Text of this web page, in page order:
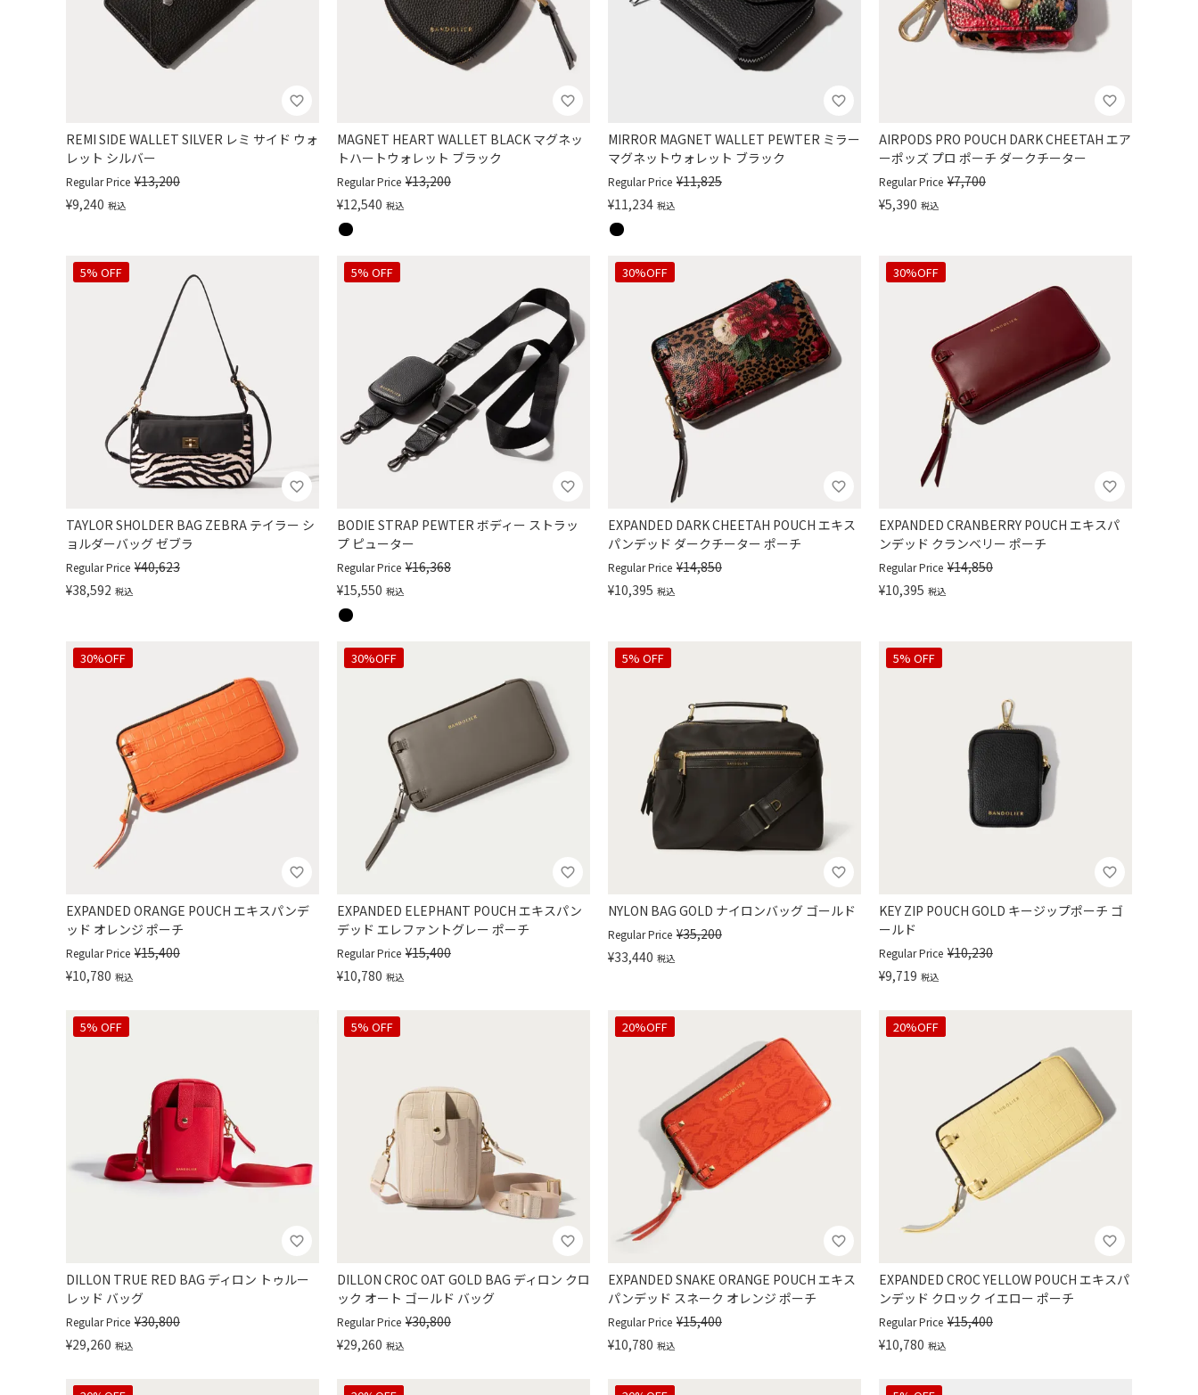
REMI SIDE WALLET SILVER レミ サイド ウォ
レット シルバー
Regular Price ¥13,200
¥9,240 税込
MAGNET HEART WALLET BLACK マグネッ
トハートウォレット ブラック
Regular Price ¥13,200
¥12,540 税込
MIRROR MAGNET WALLET PEWTER ミラー
マグネットウォレット ブラック
Regular Price ¥11,825
¥11,234 税込
AIRPODS PRO POUCH DARK CHEETAH エア
ーポッズ プロ ポーチ ダークチーター
Regular Price ¥7,700
¥5,390 税込
TAYLOR SHOLDER BAG ZEBRA テイラー シ
ョルダーバッグ ゼブラ
5% OFF
Regular Price ¥40,623
¥38,592 税込
BODIE STRAP PEWTER ボディー ストラッ
プ ピューター
5% OFF
Regular Price ¥16,368
¥15,550 税込
EXPANDED DARK CHEETAH POUCH エキス
パンデッド ダークチーター ポーチ
30%OFF
Regular Price ¥14,850
¥10,395 税込
EXPANDED CRANBERRY POUCH エキスパ
ンデッド クランベリー ポーチ
30%OFF
Regular Price ¥14,850
¥10,395 税込
EXPANDED ORANGE POUCH エキスパンデ
ッド オレンジ ポーチ
30%OFF
Regular Price ¥15,400
¥10,780 税込
EXPANDED ELEPHANT POUCH エキスパン
デッド エレファントグレー ポーチ
30%OFF
Regular Price ¥15,400
¥10,780 税込
NYLON BAG GOLD ナイロンバッグ ゴールド
5% OFF
Regular Price ¥35,200
¥33,440 税込
KEY ZIP POUCH GOLD キージップポーチ ゴ
ールド
5% OFF
Regular Price ¥10,230
¥9,719 税込
DILLON TRUE RED BAG ディロン トゥルー
レッド バッグ
5% OFF
Regular Price ¥30,800
¥29,260 税込
DILLON CROC OAT GOLD BAG ディロン クロ
ック オート ゴールド バッグ
5% OFF
Regular Price ¥30,800
¥29,260 税込
EXPANDED SNAKE ORANGE POUCH エキス
パンデッド スネーク オレンジ ポーチ
30%OFF
20%OFF
Regular Price ¥15,400
¥10,780 税込
EXPANDED CROC YELLOW POUCH エキスパ
ンデッド クロック イエロー ポーチ
30%OFF
20%OFF
Regular Price ¥15,400
¥10,780 税込